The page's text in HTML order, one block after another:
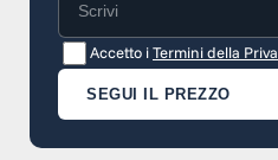
Accetto iTermini della
SEGUI IL PREZZO